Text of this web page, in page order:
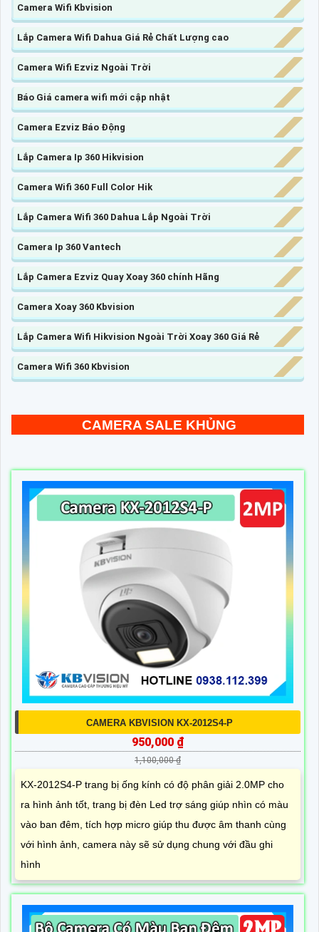
Camera Wifi Kbvision
Lắp Camera Wifi Dahua Giá Rẻ Chất Lượng cao
Camera Wifi Ezviz Ngoài Trời
Báo Giá camera wifi mới cập nhật
Camera Ezviz Báo Động
Lắp Camera Ip 360 Hikvision
Camera Wifi 360 Full Color Hik
Lắp Camera Wifi 360 Dahua Lắp Ngoài Trời
Camera Ip 360 Vantech
Lắp Camera Ezviz Quay Xoay 360 chính Hãng
Camera Xoay 360 Kbvision
Lắp Camera Wifi Hikvision Ngoài Trời Xoay 360 Giá Rẻ
Camera Wifi 360 Kbvision
CAMERA SALE KHỦNG
CAMERA KBVISION KX-2012S4-P
950,000 ₫
1,100,000 ₫
KX-2012S4-P trang bị ống kính có độ phân giải 2.0MP cho
ra hình ảnh tốt, trang bị đèn Led trợ sáng giúp nhìn có màu
vào ban đêm, tích hợp micro giúp thu được âm thanh cùng
với hình ảnh, camera này sẽ sử dụng chung với đầu ghi
hình